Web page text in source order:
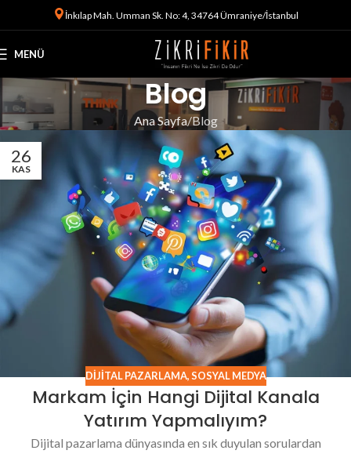
İnkılap Mah. Umman Sk. No: 4, 34764 Ümraniye/İstanbul
MENÜ
Blog
Ana Sayfa Blog
26
KAS
DIJITAL PAZARLAMA,SOSYAL MEDYA
Markam İçin Hangi Dijital Kanala
Yatırım Yapmalıyım?
Dijital pazarlama dünyasında en sık duyulan sorulardan